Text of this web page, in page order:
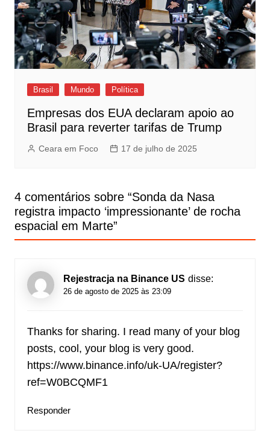
Brasil Mundo Política
Empresas dos EUA declaram apoio ao
Brasil para reverter tarifas de Trump
Ceara em Foco 17 de julho de 2025
4 comentários sobre “Sonda da Nasa
registra impacto ‘impressionante’ de rocha
espacial em Marte”
Rejestracja na Binance US disse:
26 de agosto de 2025 às 23:09
Thanks for sharing. I read many of your blog
posts, cool, your blog is very good.
https://www.binance.info/uk-UA/register?
ref=W0BCQMF1
Responder